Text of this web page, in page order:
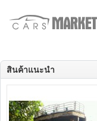
สินค้าแนะนำ